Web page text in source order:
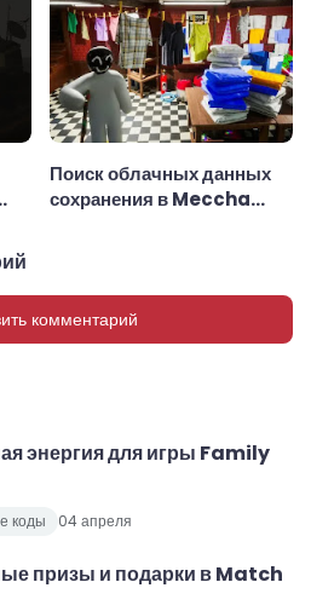
Поиск облачных данных
сохранения в Meccha
комментарий
энергия для игры Family
коды 04 апреля
призы и подарки в Match